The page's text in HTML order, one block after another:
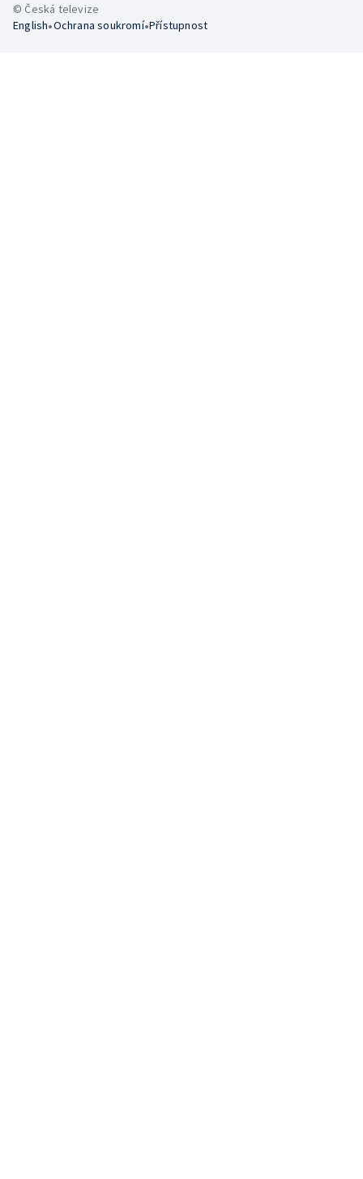
© Česká televize
English•Ochrana soukromí•Přístupnost